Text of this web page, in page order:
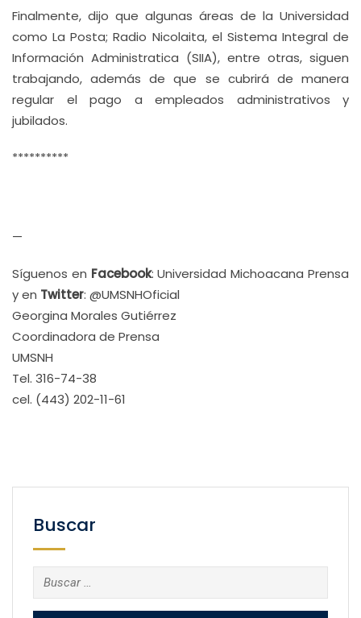
Finalmente, dijo que algunas áreas de la Universidad
como La Posta; Radio Nicolaita, el Sistema Integral de
Información Administratica (SIIA), entre otras, siguen
trabajando, además de que se cubrirá de manera
regular el pago a empleados administrativos y
jubilados.
**********
—
Síguenos en Facebook: Universidad Michoacana Prensa
y en Twitter: @UMSNHOficial
Georgina Morales Gutiérrez
Coordinadora de Prensa
UMSNH
Tel. 316-74-38
cel. (443) 202-11-61
Buscar
Buscar: